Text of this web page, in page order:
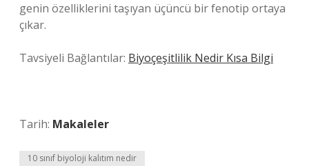
genin özelliklerini taşıyan üçüncü bir fenotip ortaya
çıkar.
Tavsiyeli Bağlantılar: Biyoçeşitlilik Nedir Kısa Bilgi
Tarih: Makaleler
10 sınıf biyoloji kalıtım nedir